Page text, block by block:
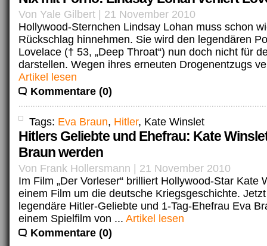
Von Yale Gilbert | 21 November 2010
Hollywood-Sternchen Lindsay Lohan muss schon
Rückschlag hinnehmen. Sie wird den legendären
Lovelace († 53, „Deep Throat“) nun doch nicht für
darstellen. Wegen ihres erneuten Drogenentzugs
Artikel lesen
Kommentare (0)
Tags: Eva Braun, Hitler, Kate Winslet
Hitlers Geliebte und Ehefrau: Kate
Braun werden
Von Frank Hollersmann | 21 November 2010
Im Film „Der Vorleser“ brilliert Hollywood-Star Kate
einem Film um die deutsche Kriegsgeschichte.
legendäre Hitler-Geliebte und 1-Tag-Ehefrau Eva
einem Spielfilm von ... Artikel lesen
Kommentare (0)